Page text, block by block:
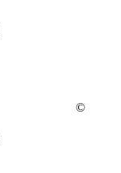
©